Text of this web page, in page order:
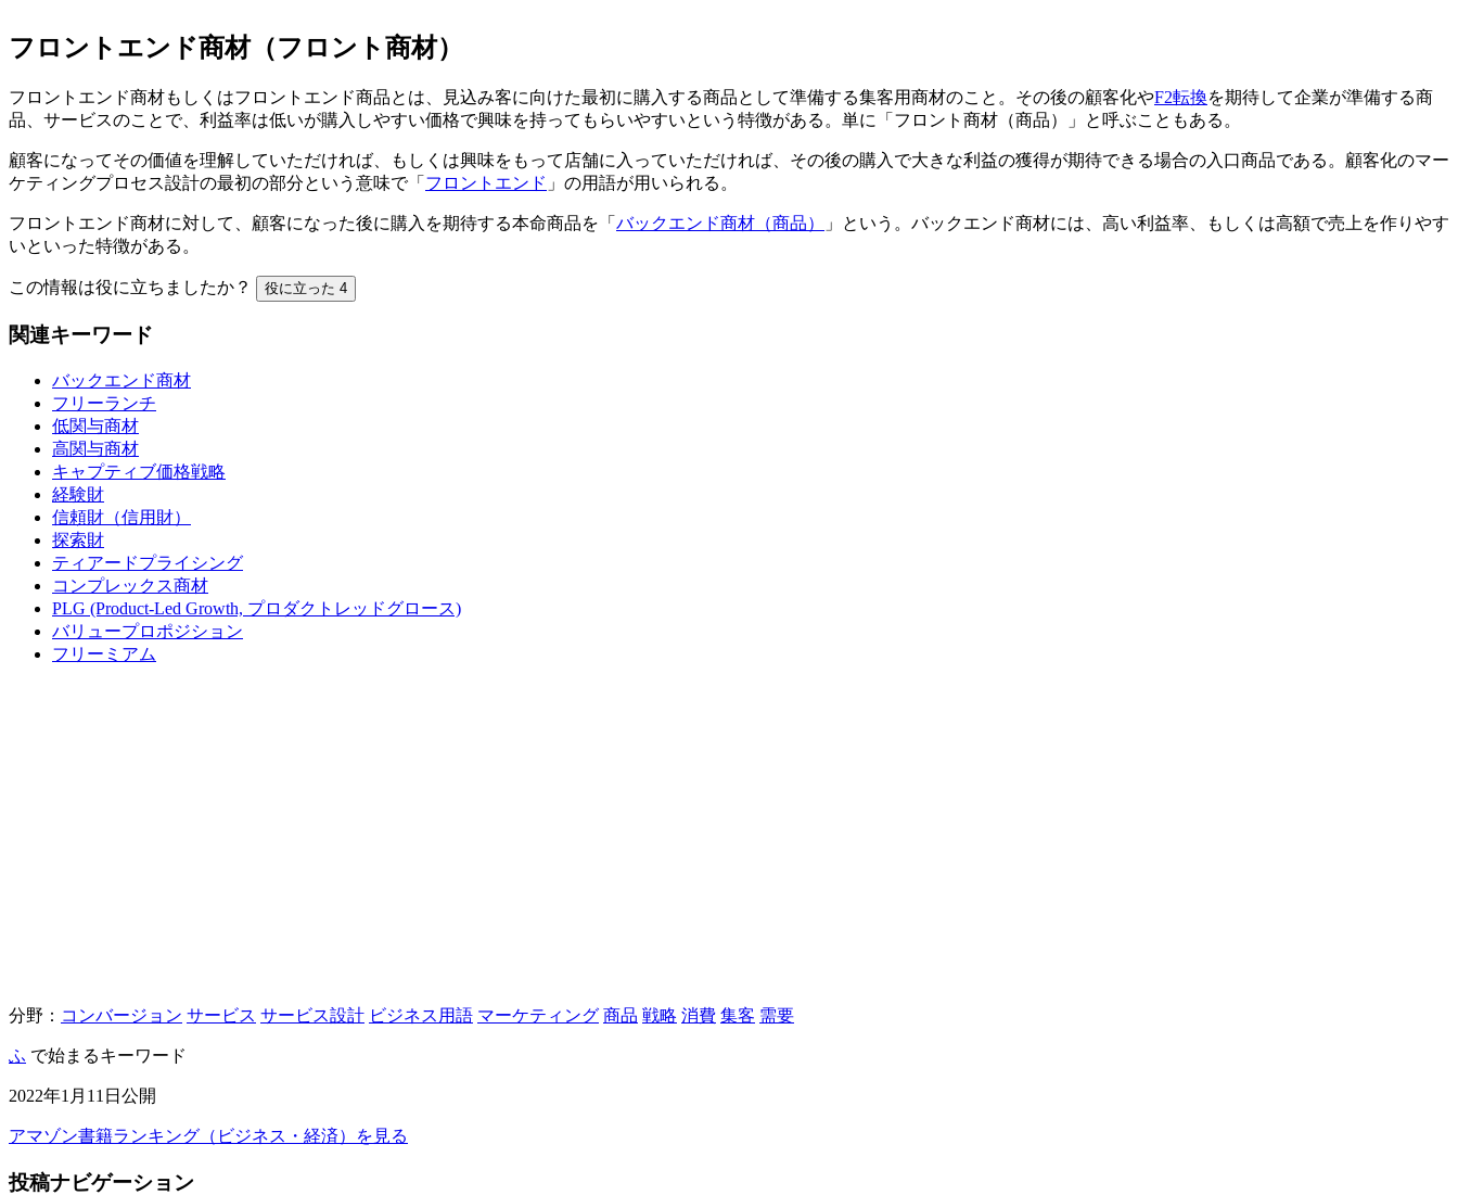
フロントエンド商材（フロント商材）
フロントエンド商材もしくはフロントエンド商品とは、見込み客に向けた最初に購入する商品として準備する集客用商材のこと。その後の顧客化やF2転換を期待して企業が準備する商
品、サービスのことで、利益率は低いが購入しやすい価格で興味を持ってもらいやすいという特徴がある。単に「フロント商材（商品）」と呼ぶこともある。
顧客になってその価値を理解していただければ、もしくは興味をもって店舗に入っていただければ、その後の購入で大きな利益の獲得が期待できる場合の入口商品である。顧客化のマー
ケティングプロセス設計の最初の部分という意味で「 フロントエンド 」の用語が用いられる。
フロントエンド商材に対して、顧客になった後に購入を期待する本命商品を「 バックエンド商材（商品）
」という。バックエンド商材には、高い利益率、もしくは高額で売上を作りやす
いといった特徴がある。
この情報は役に立ちましたか？ 役に立った 4
関連キーワード
バックエンド商材
フリーランチ
低関与商材
高関与商材
キャプティブ価格戦略
経験財
信頼財（信用財）
探索財
ティアードプライシング
コンプレックス商材
PLG (Product-Led Growth, プロダクトレッドグロース)
バリュープロポジション
フリーミアム
分野： コンバージョン サービス サービス設計 ビジネス用語 マーケティング 商品 戦略 消費 集客 需要
ふ で始まるキーワード
2022年1月11日公開
アマゾン書籍ランキング（ビジネス・経済）を見る
投稿ナビゲーション